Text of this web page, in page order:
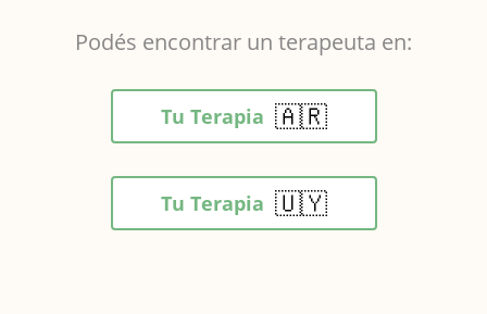
Podés encontrar un terapeuta en:
Tu Terapia 🇦🇷
Tu Terapia 🇺🇾